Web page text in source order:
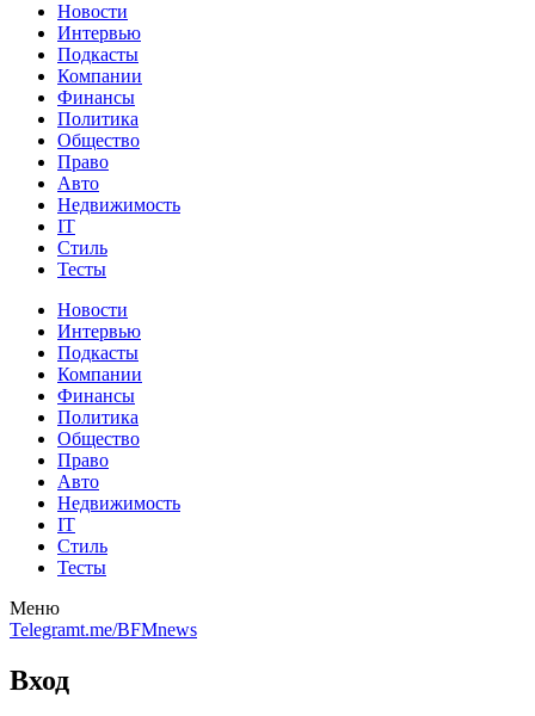
Новости
Интервью
Подкасты
Компании
Финансы
Политика
Общество
Право
Авто
Недвижимость
IT
Стиль
Тесты
Новости
Интервью
Подкасты
Компании
Финансы
Политика
Общество
Право
Авто
Недвижимость
IT
Стиль
Тесты
Меню
Telegramt.me/BFMnews
Вход